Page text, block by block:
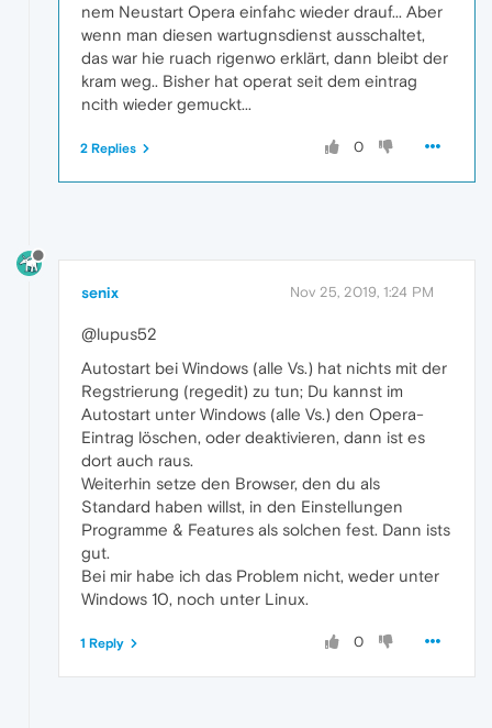
nem Neustart Opera einfahc wieder drauf... Aber
wenn man diesen wartugnsdienst ausschaltet,
das war hie ruach rigenwo erklärt, dann bleibt der
kram weg.. Bisher hat operat seit dem eintrag
ncith wieder gemuckt...
0
2 Replies
senix Nov 25, 2019, 1:24 PM
@lupus52
Autostart bei Windows (alle Vs.) hat nichts mit der
Regstrierung (regedit) zu tun; Du kannst im
Autostart unter Windows (alle Vs.) den Opera-
Eintrag löschen, oder deaktivieren, dann ist es
dort auch raus.
Weiterhin setze den Browser, den du als
Standard haben willst, in den Einstellungen
Programme & Features als solchen fest. Dann ists
gut.
Bei mir habe ich das Problem nicht, weder unter
Windows 10, noch unter Linux.
0
1 Reply